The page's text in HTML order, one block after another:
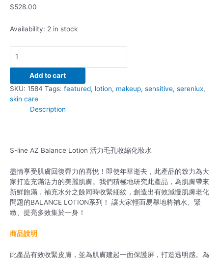
$528.00
Availability: 2 in stock
Add to cart
SKU: 1584 Tags: featured, lotion, makeup, sensitive, sereniux,
skin care
Description
S-line AZ Balance Lotion 活力毛孔收縮化妝水
盡情享受肌膚回復彈力的喜悅！即使年華逝去，此產品的致力為大
家打造充滿活力的美麗肌膚。我們積極地研究此產品，為肌膚帶來
新鮮飽滿，補充水分之餘同時收緊細紋，創造出有效減慢肌膚老化
問題的BALANCE LOTION系列！ 讓大家輕而易舉地將補水、緊
緻、提亮多效集於一身！
商品說明
此產品有效收緊皮膚，並為肌膚建起一面保護屏，打造透明感。為